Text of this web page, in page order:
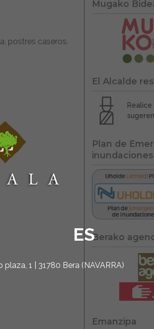
ES
plaza, 1 | 31780 Bera (NAVARRA)
postres caseros.
Mugako
El Alcalde
Plan de
inundaciones
Berako
Emanzipa